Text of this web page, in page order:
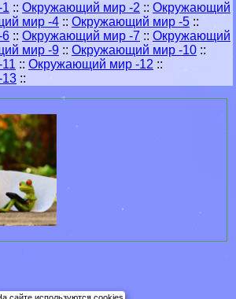
:: Окружающий мир -2 :: Окружающий
мир -4 :: Окружающий мир -5 ::
:: Окружающий мир -7 :: Окружающий
мир -9 :: Окружающий мир -10 ::
:: Окружающий мир -12 ::
::